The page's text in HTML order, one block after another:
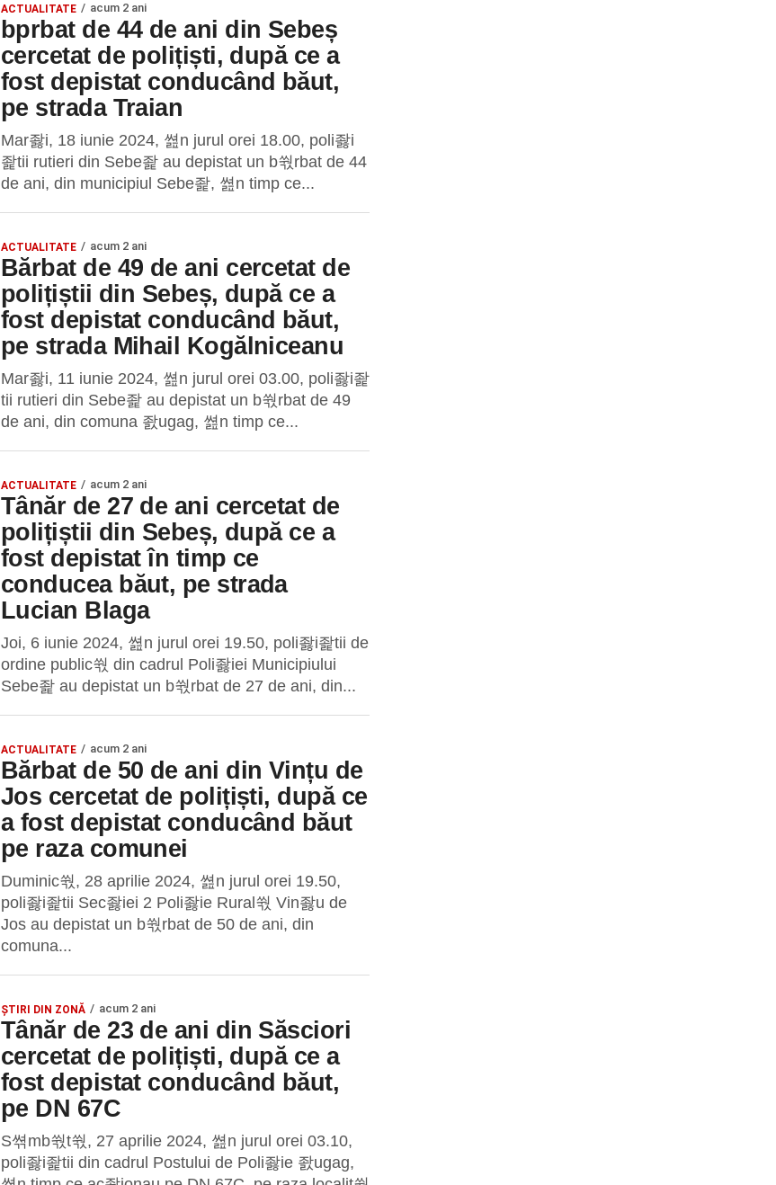
ACTUALITATE acum 2 ani
bprbat de 44 de ani din Sebeș
cercetat de polițiști, după ce a
fost depistat conducând băut,
pe strada Traian
Mar좛i, 18 iunie 2024, 쎮n jurul orei 18.00, poli좛i
좙tii rutieri din Sebe좙 au depistat un b쒃rbat de 44
de ani, din municipiul Sebe좙, 쎮n timp ce...
ACTUALITATE acum 2 ani
Bărbat de 49 de ani cercetat de
polițiștii din Sebeș, după ce a
fost depistat conducând băut,
pe strada Mihail Kogălniceanu
Mar좛i, 11 iunie 2024, 쎮n jurul orei 03.00, poli좛i좙
tii rutieri din Sebe좙 au depistat un b쒃rbat de 49
de ani, din comuna 좘ugag, 쎮n timp ce...
ACTUALITATE acum 2 ani
Tânăr de 27 de ani cercetat de
polițiștii din Sebeș, după ce a
fost depistat în timp ce
conducea băut, pe strada
Lucian Blaga
Joi, 6 iunie 2024, 쎮n jurul orei 19.50, poli좛i좙tii de
ordine public쒃 din cadrul Poli좛iei Municipiului
Sebe좙 au depistat un b쒃rbat de 27 de ani, din...
ACTUALITATE acum 2 ani
Bărbat de 50 de ani din Vințu de
Jos cercetat de polițiști, după ce
a fost depistat conducând băut
pe raza comunei
Duminic쒃, 28 aprilie 2024, 쎮n jurul orei 19.50,
poli좛i좙tii Sec좛iei 2 Poli좛ie Rural쒃 Vin좛u de
Jos au depistat un b쒃rbat de 50 de ani, din
comuna...
ȘTIRI DIN ZONĂ acum 2 ani
Tânăr de 23 de ani din Săsciori
cercetat de polițiști, după ce a
fost depistat conducând băut,
pe DN 67C
S쎢mb쒃t쒃, 27 aprilie 2024, 쎮n jurul orei 03.10,
poli좛i좙tii din cadrul Postului de Poli좛ie 좘ugag,